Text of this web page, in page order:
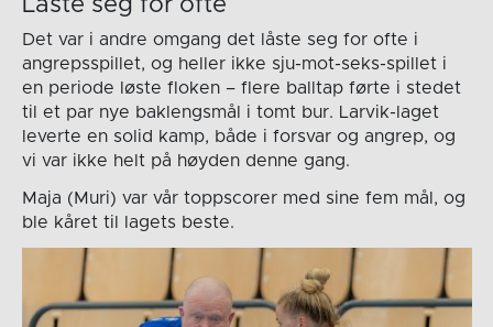
Låste seg for ofte
Det var i andre omgang det låste seg for ofte i
angrepsspillet, og heller ikke sju-mot-seks-spillet i
en periode løste floken – flere balltap førte i stedet
til et par nye baklengsmål i tomt bur. Larvik-laget
leverte en solid kamp, både i forsvar og angrep, og
vi var ikke helt på høyden denne gang.
Maja (Muri) var vår toppscorer med sine fem mål, og
ble kåret til lagets beste.